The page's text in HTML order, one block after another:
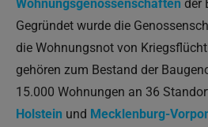
Wohnungsgenossenschaften der
Gegründet wurde die
die Wohnungsnot von
gehören zum Bestand der
15.000 Wohnungen an 36
Holstein und Mecklenburg-